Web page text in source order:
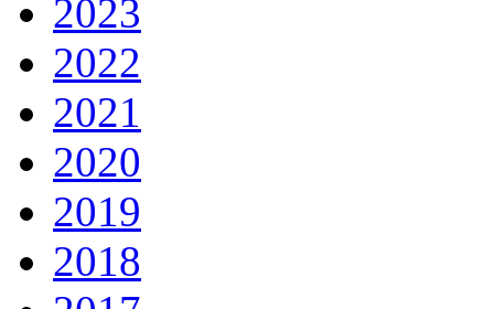
2023
2022
2021
2020
2019
2018